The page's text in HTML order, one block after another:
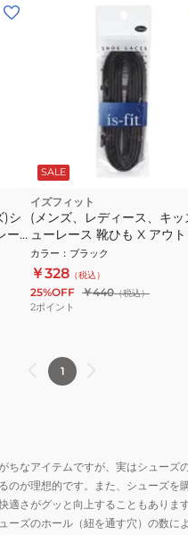
)シ
ー
SALE
イズフィット
(メンズ、レディース、キッ
ューレース 靴ひも X アウ
クロ 120cm
カラー ： ブラック
￥328 （税込）
25%OFF ￥440（税込）
2ポイント
1
なアイテムですが、実はシュー
が理想的です。また、シューズ
さがグッと向上することもあります
ズのホール（紐を通す穴）の数